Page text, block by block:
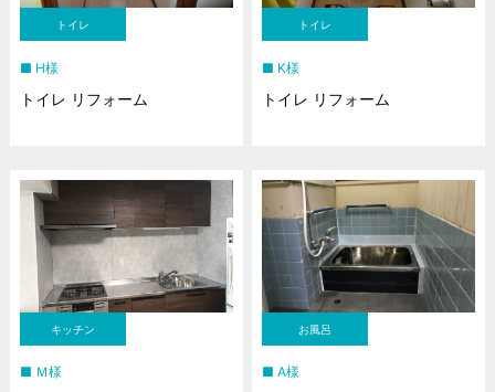
トイレ
H様
トイレ リフォーム
トイレ
K様
トイレ リフォーム
キッチン
Ｍ様
お風呂
A様